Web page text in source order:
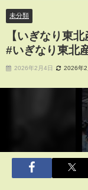
未分類
【いぎなり東
#いぎなり東北
2026年2月4日 2026年2